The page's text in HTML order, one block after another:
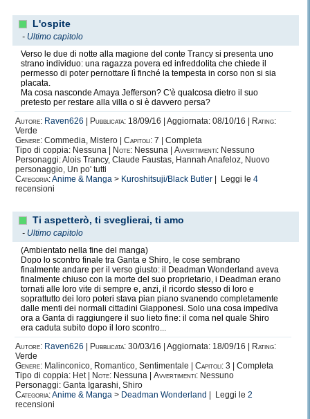
L'ospite
- Ultimo capitolo
Verso le due di notte alla magione del conte Trancy si presenta uno
strano individuo: una ragazza povera ed infreddolita che chiede il
permesso di poter pernottare lì finché la tempesta in corso non si sia
placata.
Ma cosa nasconde Amaya Jefferson? C'è qualcosa dietro il suo
pretesto per restare alla villa o si è davvero persa?
Autore: Raven626 Pubblicata: 18/09/16 | Aggiornata: 08/10/16 |
Rating:
Verde
Genere: Commedia, Mistero | Capitoli: 7 | Completa
Tipo di coppia: Nessuna |
Note: Nessuna | Avvertimenti: Nessuno
Personaggi: Alois Trancy, Claude Faustas, Hannah Anafeloz, Nuovo
personaggio, Un po' tutti
Categoria:Anime & Manga > Kuroshitsuji/Black Butler | Leggi le 4
recensioni
Ti aspetterò, ti sveglierai, ti amo
- Ultimo capitolo
(Ambientato nella fine del manga)
Dopo lo scontro finale tra Ganta e Shiro, le cose sembrano
finalmente andare per il verso giusto: il Deadman Wonderland aveva
finalmente chiuso con la morte del suo proprietario, i Deadman erano
tornati alle loro vite di sempre e, anzi, il ricordo stesso di loro e
soprattutto dei loro poteri stava pian piano svanendo completamente
dalle menti dei normali cittadini Giapponesi. Solo una cosa impediva
ora a Ganta di raggiungere il suo lieto fine: il coma nel quale Shiro
era caduta subito dopo il loro scontro...
Autore: Raven626 Pubblicata: 30/03/16 | Aggiornata: 18/09/16 |
Rating:
Verde
Genere: Malinconico, Romantico, Sentimentale | Capitoli: 3 | Completa
Tipo di coppia: Het |
Note: Nessuna | Avvertimenti: Nessuno
Personaggi: Ganta Igarashi, Shiro
Categoria:Anime & Manga > Deadman Wonderland | Leggi le 2
recensioni